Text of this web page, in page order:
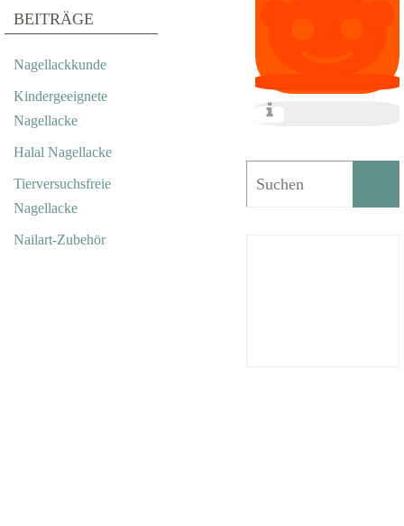
BEITRÄGE
Nagellackkunde
Kindergeeignete
Nagellacke
Halal Nagellacke
Tierversuchsfreie
Nagellacke
Nailart-Zubehör